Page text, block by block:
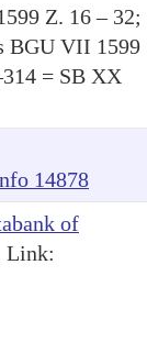
Z. 16 – 32;
BGU VII 1599
= SB XX
14878
of
Link: